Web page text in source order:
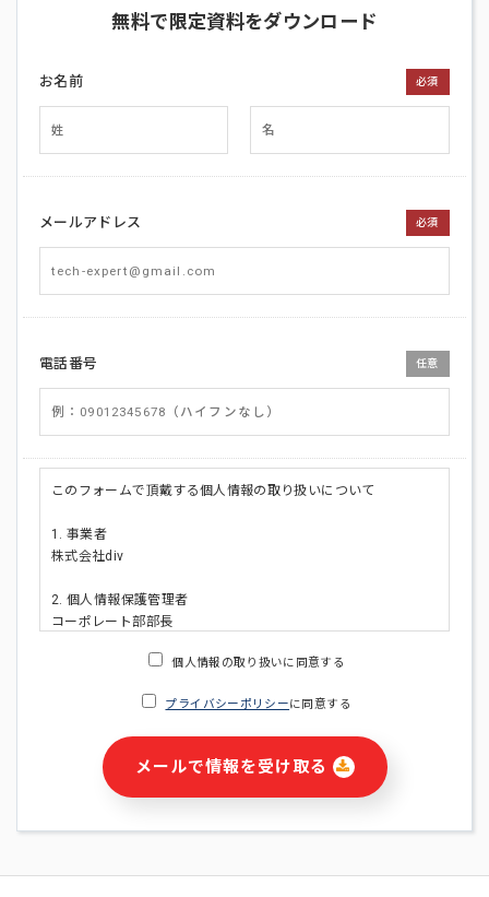
無料で限定資料をダウンロード
お名前 必須
メールアドレス 必須
電話番号 任意
このフォームで頂戴する個人情報の取り扱いについて
1. 事業者
株式会社div
2. 個人情報保護管理者
コーポレート部部長
・ご請求された資料の送付のため
・本サービス及び本サービスに関連する情報(当社及び第三者の
サービス又は商品等の広告配信・宣伝を含みますが、それらに
個人情報の取り扱いに同意する
プライバシーポリシーに同意する
メールで情報を受け取る